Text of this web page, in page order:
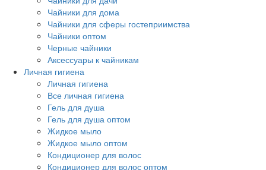
Чайники для дома
Чайники для сферы гостеприимства
Чайники оптом
Черные чайники
Аксессуары к чайникам
Личная гигиена
Личная гигиена
Все личная гигиена
Гель для душа
Гель для душа оптом
Жидкое мыло
Жидкое мыло оптом
Кондиционер для волос
Кондиционер для волос оптом